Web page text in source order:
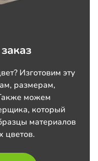
Изготовим эту
размерам,
можем
который
материалов
цветов.